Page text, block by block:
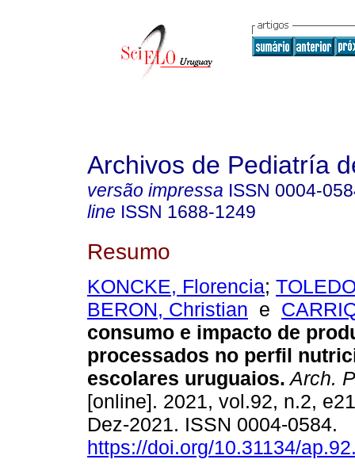
Archivos de Pediatría
versão impressa ISSN 0004-
line ISSN 1688-1249
Resumo
KONCKE, Florencia;
BERON, Christian e
consumo e impacto de
processados no perfil
escolares uruguaios. Arch.
[online]. 2021, vol.92, n.2,
Dez-2021. ISSN 0004-0584.
https://doi.org/10.31134/